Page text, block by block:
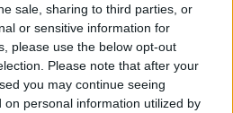
sale, sharing to third parties, or
or sensitive information for
please use the below opt-out
Please note that after your
you may continue seeing
on personal information utilized by
τους κανόνες σχολιασμού